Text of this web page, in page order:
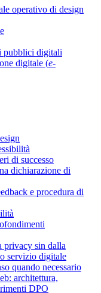
operativo di design
pubblici digitali
digitale (e-
di successo
dichiarazione di
e procedura di
privacy sin dalla
servizio digitale
quando necessario
architettura,
DPO